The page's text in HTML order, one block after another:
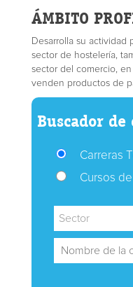
ÁMBITO
Desarrolla su actividad
sector de hostelería,
sector del comercio,
venden productos de
Buscador
Carreras
Cursos